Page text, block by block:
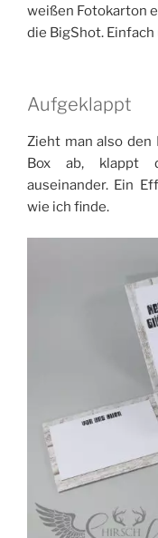
weißen Fotokarton
die BigShot.
Aufgeklappt
Zieht man also den
Box ab, klappt
auseinander. Ein
wie ich finde.